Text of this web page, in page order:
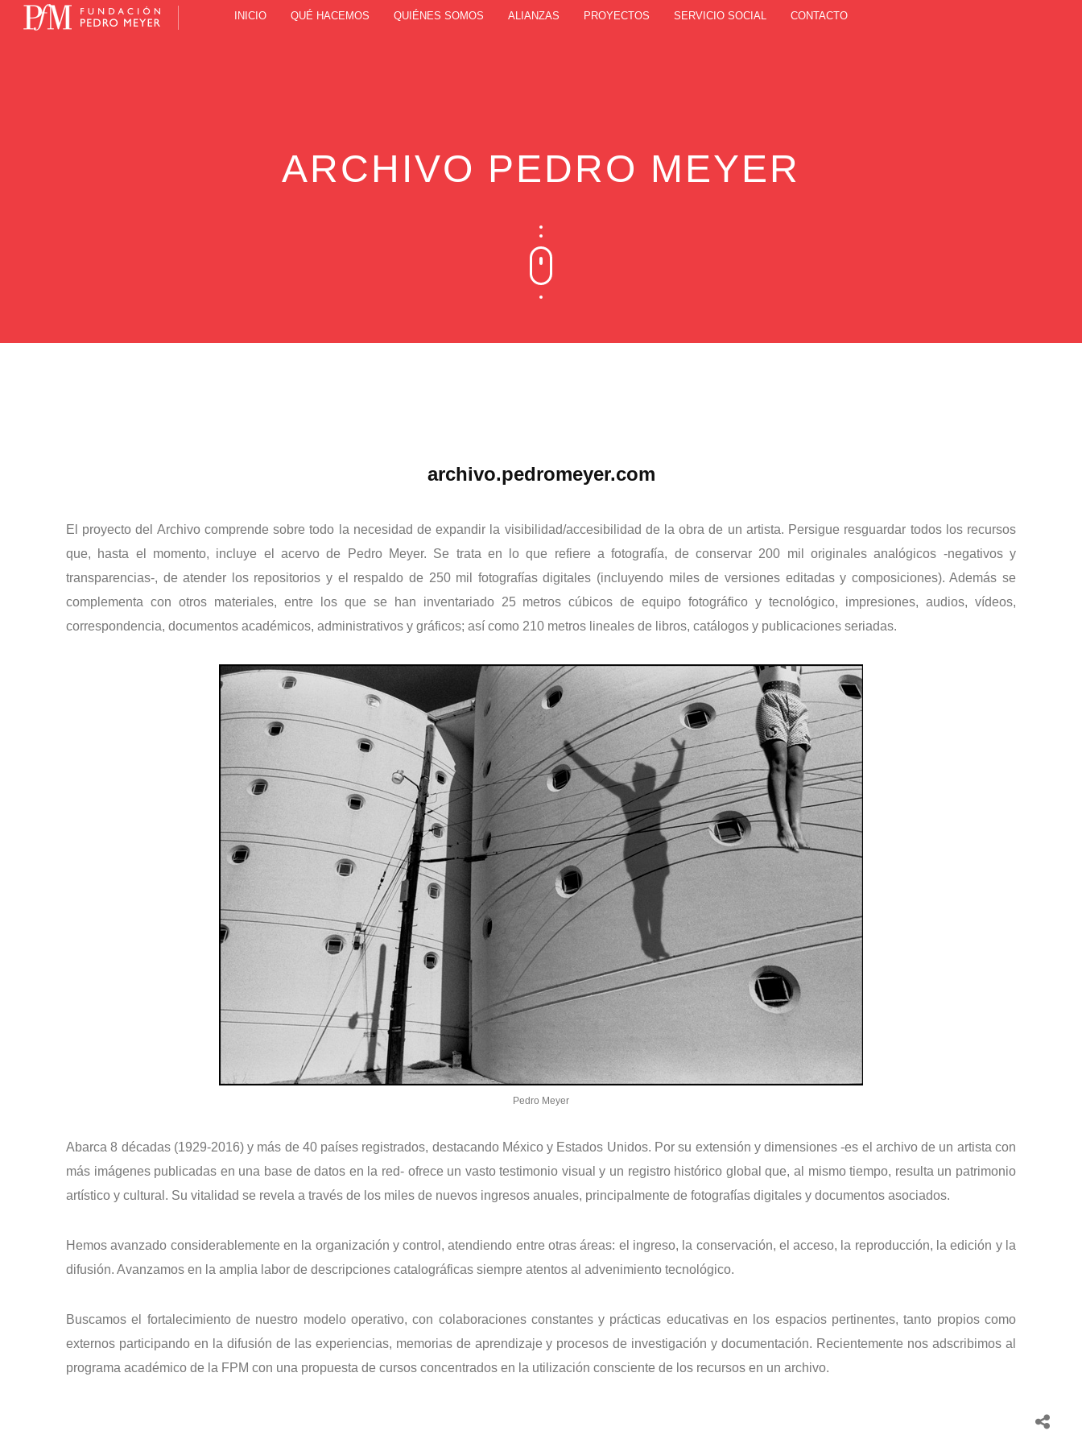
INICIO QUÉ HACEMOS QUIÉNES SOMOS ALIANZAS PROYECTOS SERVICIO SOCIAL CONTACTO
ARCHIVO PEDRO MEYER
archivo.pedromeyer.com
El proyecto del Archivo comprende sobre todo la necesidad de expandir la visibilidad/accesibilidad de la obra de un artista. Persigue resguardar todos los recursos
que, hasta el momento, incluye el acervo de Pedro Meyer. Se trata en lo que refiere a fotografía, de conservar 200 mil originales analógicos -negativos y
transparencias-, de atender los repositorios y el respaldo de 250 mil fotografías digitales (incluyendo miles de versiones editadas y composiciones). Además se
complementa con otros materiales, entre los que se han inventariado 25 metros cúbicos de equipo fotográfico y tecnológico, impresiones, audios, vídeos,
correspondencia, documentos académicos, administrativos y gráficos; así como 210 metros lineales de libros, catálogos y publicaciones seriadas.
Pedro Meyer
Abarca 8 décadas (1929-2016) y más de 40 países registrados, destacando México y Estados Unidos. Por su extensión y dimensiones -es el archivo de un artista con
más imágenes publicadas en una base de datos en la red- ofrece un vasto testimonio visual y un registro histórico global que, al mismo tiempo, resulta un patrimonio
artístico y cultural. Su vitalidad se revela a través de los miles de nuevos ingresos anuales, principalmente de fotografías digitales y documentos asociados.
Hemos avanzado considerablemente en la organización y control, atendiendo entre otras áreas: el ingreso, la conservación, el acceso, la reproducción, la edición y la
difusión. Avanzamos en la amplia labor de descripciones catalográficas siempre atentos al advenimiento tecnológico.
Buscamos el fortalecimiento de nuestro modelo operativo, con colaboraciones constantes y prácticas educativas en los espacios pertinentes, tanto propios como
externos participando en la difusión de las experiencias, memorias de aprendizaje y procesos de investigación y documentación. Recientemente nos adscribimos al
programa académico de la FPM con una propuesta de cursos concentrados en la utilización consciente de los recursos en un archivo.